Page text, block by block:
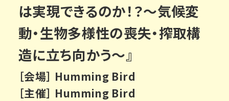
は実現できるのか！？〜気候変
動・生物多様性の喪失・搾取構
造に立ち向かう〜』
［会場］ Humming Bird
［主催］ Humming Bird